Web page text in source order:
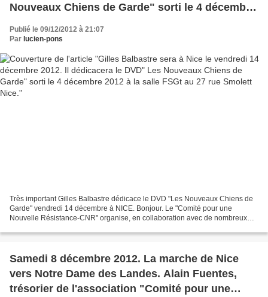
Nouveaux Chiens de Garde" sorti le 4 décembre
Publié le 09/12/2012 à 21:07
Par lucien-pons
Très important Gilles Balbastre dédicace le DVD "Les Nouveaux Chiens de
Garde" vendredi 14 décembre à NICE. Bonjour. Le "Comité pour une
Nouvelle Résistance-CNR" organise, en collaboration avec de nombreux
Samedi 8 décembre 2012. La marche de Nice
vers Notre Dame des Landes. Alain Fuentes,
trésorier de l'association "Comité pour une